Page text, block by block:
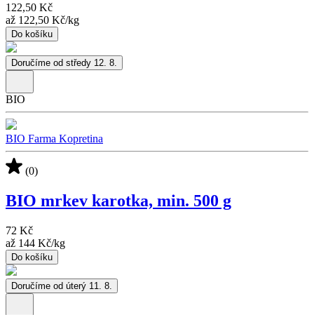
122,50 Kč
až 122,50 Kč/kg
Do košíku
Doručíme od středy 12. 8.
BIO
BIO Farma Kopretina
(0)
BIO mrkev karotka, min. 500 g
72 Kč
až 144 Kč/kg
Do košíku
Doručíme od úterý 11. 8.